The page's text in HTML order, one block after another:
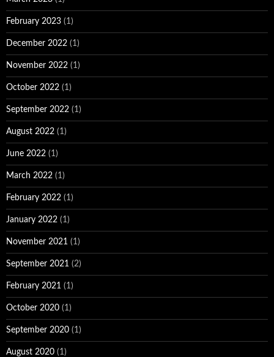
February 2023 (1)
December 2022 (1)
November 2022 (1)
October 2022 (1)
September 2022 (1)
August 2022 (1)
June 2022 (1)
March 2022 (1)
February 2022 (1)
January 2022 (1)
November 2021 (1)
September 2021 (2)
February 2021 (1)
October 2020 (1)
September 2020 (1)
August 2020 (1)